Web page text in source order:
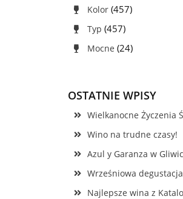
Kolor (457)
Typ (457)
Mocne (24)
OSTATNIE WPISY
Wielkanocne Życzenia
Wino na trudne czasy!
Azul y Garanza w
Wrześniowa
Najlepsze wina z